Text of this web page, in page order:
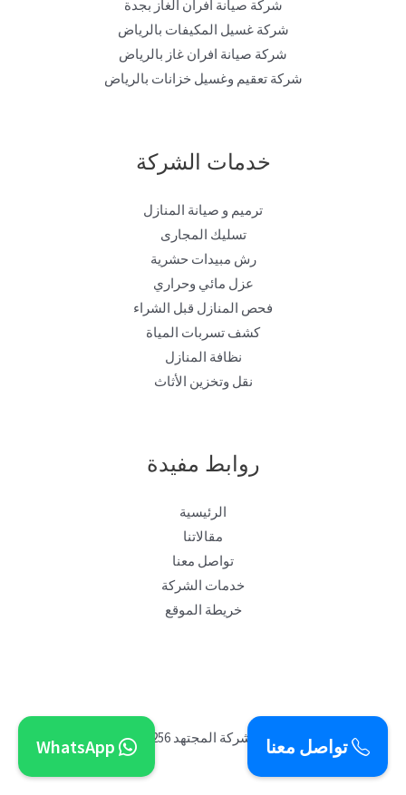
شركة صيانة افران الغاز بجدة
شركة غسيل المكيفات بالرياض
شركة صيانة افران غاز بالرياض
شركة تعقيم وغسيل خزانات بالرياض
خدمات الشركة
ترميم و صيانة المنازل
تسليك المجارى
رش مبيدات حشرية
عزل مائي وحراري
فحص المنازل قبل الشراء
كشف تسربات المياة
نظافة المنازل
نقل وتخزين الأثاث
روابط مفيدة
الرئيسية
مقالاتنا
تواصل معنا
خدمات الشركة
خريطة الموقع
[تصميم ]شركة المجتهد 0505519256تواصل معنا